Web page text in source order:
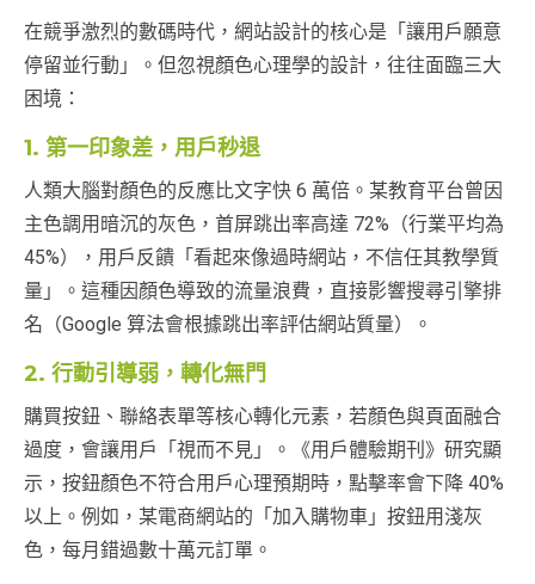
在競爭激烈的數碼時代，網站設計的核心是「讓用戶願意
停留並行動」。但忽視顏色心理學的設計，往往面臨三大
困境：
1. 第一印象差，用戶秒退
人類大腦對顏色的反應比文字快 6 萬倍。某教育平台曾因
主色調用暗沉的灰色，首屏跳出率高達 72%（行業平均為
45%），用戶反饋「看起來像過時網站，不信任其教學質
量」。這種因顏色導致的流量浪費，直接影響搜尋引擎排
名（Google 算法會根據跳出率評估網站質量）。
2. 行動引導弱，轉化無門
購買按鈕、聯絡表單等核心轉化元素，若顏色與頁面融合
過度，會讓用戶「視而不見」。《用戶體驗期刊》研究顯
示，按鈕顏色不符合用戶心理預期時，點擊率會下降 40%
以上。例如，某電商網站的「加入購物車」按鈕用淺灰
色，每月錯過數十萬元訂單。